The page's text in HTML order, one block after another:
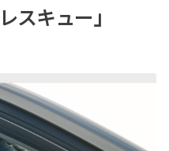
スキュー」